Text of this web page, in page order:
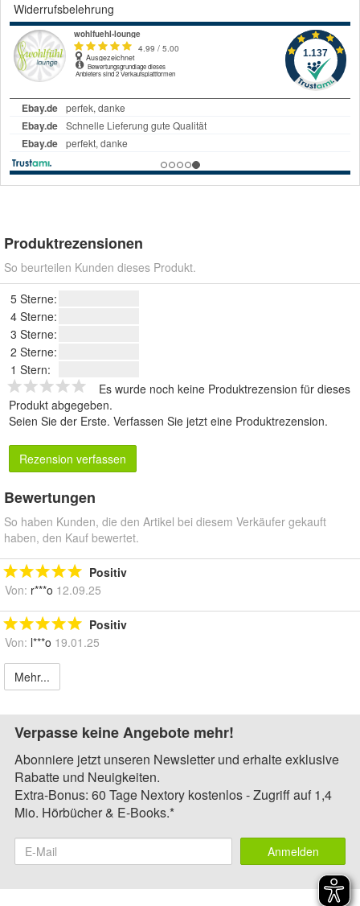
Widerrufsbelehrung
Produktrezensionen
So beurteilen Kunden dieses Produkt.
5 Sterne:
4 Sterne:
3 Sterne:
2 Sterne:
1 Stern:
Es wurde noch keine Produktrezension für dieses
Produkt abgegeben.
Seien Sie der Erste. Verfassen Sie jetzt eine Produktrezension.
Rezension verfassen
Bewertungen
So haben Kunden, die den Artikel bei diesem Verkäufer gekauft
haben, den Kauf bewertet.
Positiv
Von: r***o 12.09.25
Positiv
Von: l***o 19.01.25
Mehr...
Verpasse keine Angebote mehr!
Abonniere jetzt unseren Newsletter und erhalte exklusive
Rabatte und Neuigkeiten.
Extra-Bonus: 60 Tage Nextory kostenlos - Zugriff auf 1,4
Mio. Hörbücher & E-Books.*
Anmelden